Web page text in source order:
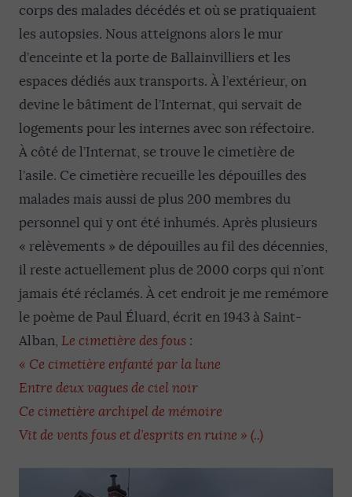
corps des malades décédés et où se pratiquaient
les autopsies. Nous atteignons alors le mur
d’enceinte et la porte de Ballainvilliers et les
espaces dédiés aux transports. À l’extérieur, on
devine le bâtiment de l’Internat, qui servait de
logements pour les internes avec son réfectoire.
À côté de l’Internat, se trouve le cimetière de
l’asile. Ce cimetière recueille les dépouilles des
malades mais aussi de plus 200 membres du
personnel qui y ont été inhumés. Après plusieurs
« relèvements » de dépouilles au fil des décennies,
il reste actuellement plus de 2000 corps qui n’ont
jamais été réclamés. À cet endroit je me remémore
le poème de Paul Éluard, écrit en 1943 à Saint-
Alban, Le cimetière des fous :
« Ce cimetière enfanté par la lune
Entre deux vagues de ciel noir
Ce cimetière archipel de mémoire
Vit de vents fous et d’esprits en ruine » (..)